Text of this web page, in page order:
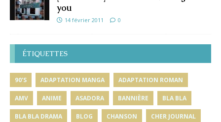
you
14 février 2011 0
ÉTIQUETTES
90'S ADAPTATION MANGA ADAPTATION ROMAN
AMV ANIME ASADORA BANNIÈRE BLA BLA
BLA BLA DRAMA BLOG CHANSON CHER JOURNAL